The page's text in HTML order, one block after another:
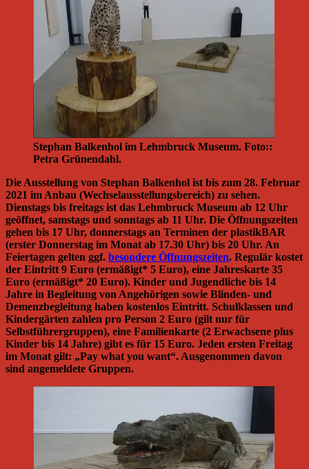
Stephan Balkenhol im Lehmbruck Museum. Foto::
Petra Grünendahl.
Die Ausstellung von Stephan Balkenhol ist bis zum 28. Februar
2021 im Anbau (Wechselausstellungsbereich) zu sehen.
Dienstags bis freitags ist das Lehmbruck Museum ab 12 Uhr
geöffnet, samstags und sonntags ab 11 Uhr. Die Öffnungszeiten
gehen bis 17 Uhr, donnerstags an Terminen der plastikBAR
(erster Donnerstag im Monat ab 17.30 Uhr) bis 20 Uhr. An
Feiertagen gelten ggf. besondere Öffnungszeiten. Regulär kostet
der Eintritt 9 Euro (ermäßigt* 5 Euro), eine Jahreskarte 35
Euro (ermäßigt* 20 Euro). Kinder und Jugendliche bis 14
Jahre in Begleitung von Angehörigen sowie Blinden- und
Demenzbegleitung haben kostenlos Eintritt. Schulklassen und
Kindergärten zahlen pro Person 2 Euro (gilt nur für
Selbstführergruppen), eine Familienkarte (2 Erwachsene plus
Kinder bis 14 Jahre) gibt es für 15 Euro. Jeden ersten Freitag
im Monat gilt: „Pay what you want“. Ausgenommen davon
sind angemeldete Gruppen.